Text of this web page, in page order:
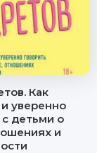
Как
уверенно
с детьми о
и